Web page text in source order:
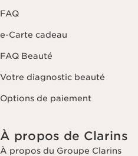
FAQ
e-Carte cadeau
FAQ Beauté
Votre diagnostic beauté
Options de paiement
À propos de Clarins
À propos du Groupe Clarins